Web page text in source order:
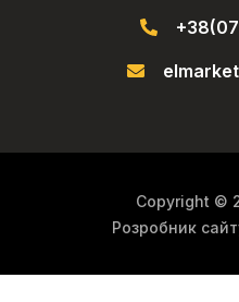
Copyright ©
Розробник